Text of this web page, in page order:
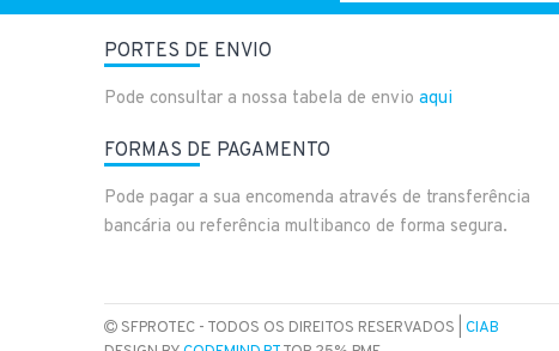
PORTES DE ENVIO
Pode consultar a nossa tabela de envio aqui
FORMAS DE PAGAMENTO
Pode pagar a sua encomenda através de transferência
bancária ou referência multibanco de forma segura.
SFPROTEC - TODOS OS DIREITOS RESERVADOS | CIAB